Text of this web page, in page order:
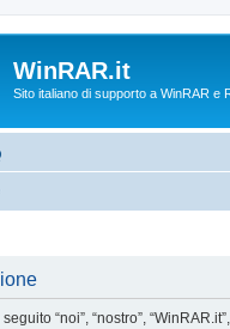
WinRAR.it
Sito italiano di supporto a WinRAR e
“noi”, “nostro”,